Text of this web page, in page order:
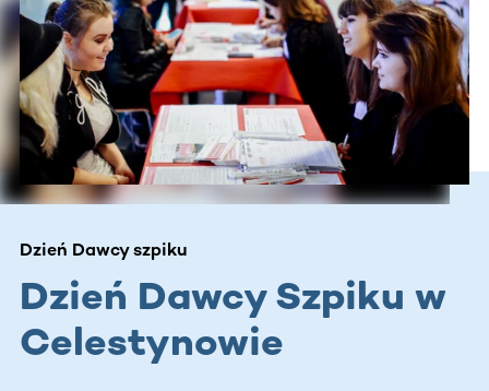
Dzień Dawcy szpiku
Dzień Dawcy Szpiku w
Celestynowie